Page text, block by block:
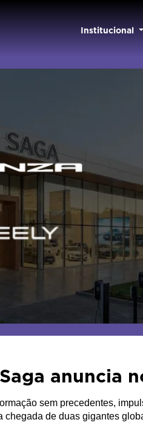
Institucional
anuncia
sem precedentes,
de duas gigantes